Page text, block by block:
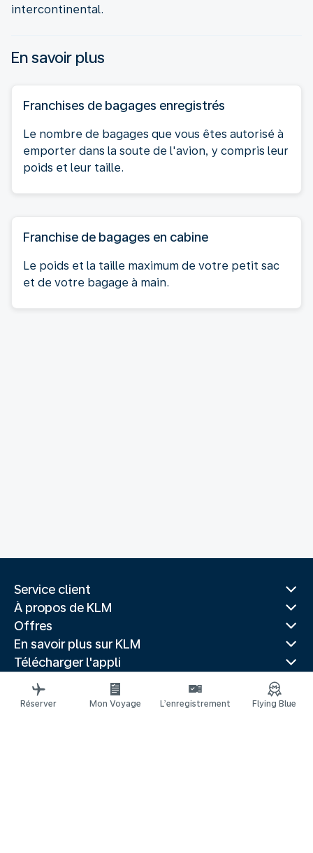
intercontinental.
En savoir plus
Franchises de bagages enregistrés
Le nombre de bagages que vous êtes autorisé à
emporter dans la soute de l'avion, y compris leur
poids et leur taille.
Franchise de bagages en cabine
Le poids et la taille maximum de votre petit sac
et de votre bagage à main.
Service client
À propos de KLM
Offres
En savoir plus sur KLM
Télécharger l'appli
Sites Web associés
Guides de voyage
Réserver Mon Voyage L’enregistrement Flying Blue